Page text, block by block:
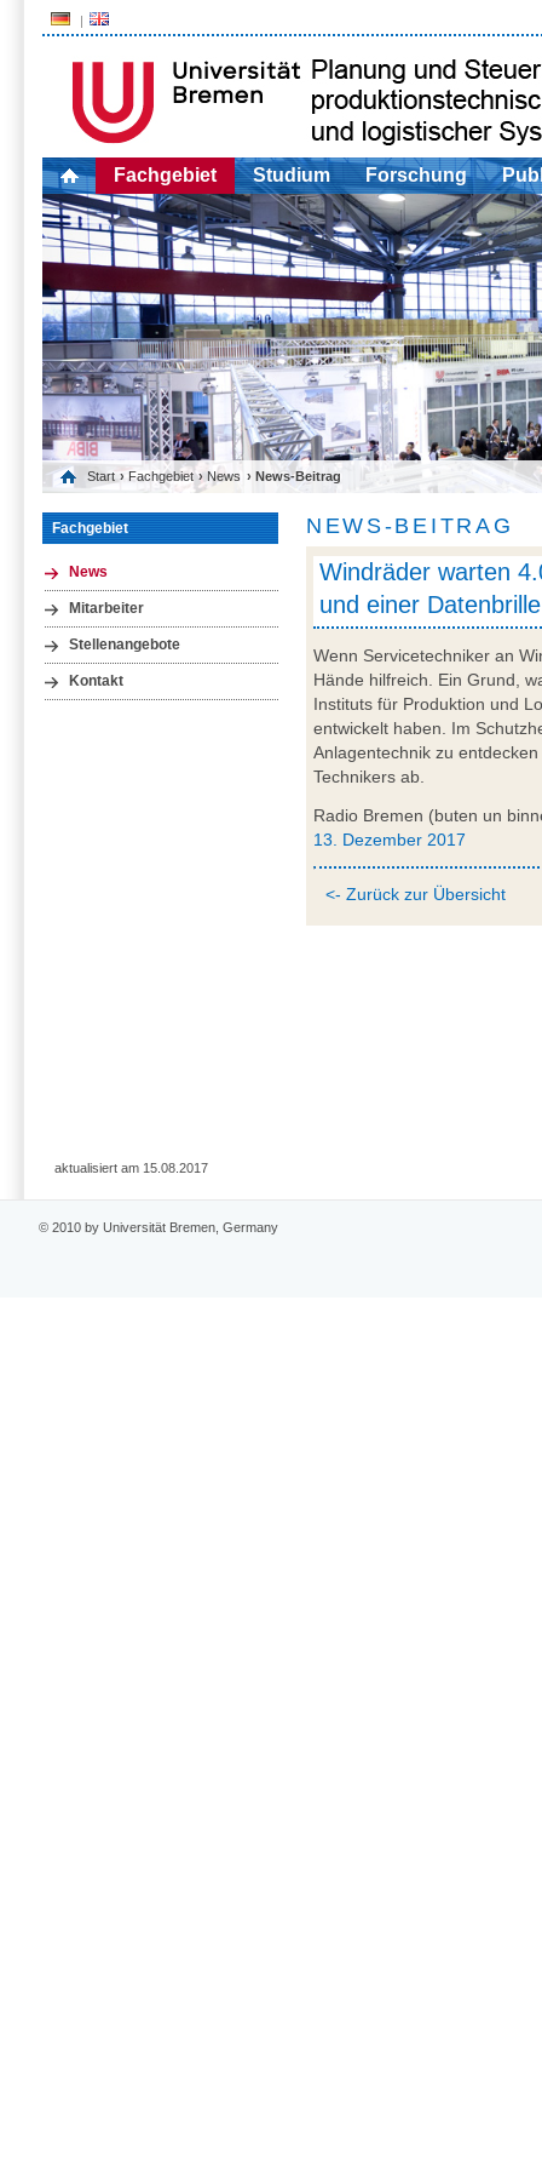
Fachgebiet Studium Forschung
Start › Fachgebiet › News › News-Beitrag
Fachgebiet
News
Mitarbeiter
Stellenangebote
Kontakt
NEWS-BEITRAG
Windräder warten
und einer Datenbrille
Wenn Servicetechniker an
Hände hilfreich. Ein Grund,
Instituts für Produktion und
entwickelt haben. Im
Anlagentechnik zu
Technikers ab.
Radio Bremen (buten un
13. Dezember 2017
<- Zurück zur Übersicht
aktualisiert am 15.08.2017
© 2010 by Universität Bremen, Germany